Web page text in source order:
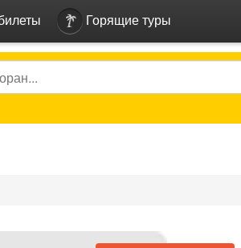
Горящие туры